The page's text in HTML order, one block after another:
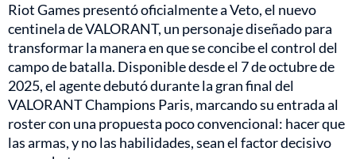
Riot Games presentó oficialmente a Veto, el nuevo
centinela de VALORANT, un personaje diseñado para
transformar la manera en que se concibe el control del
campo de batalla. Disponible desde el 7 de octubre de
2025, el agente debutó durante la gran final del
VALORANT Champions Paris, marcando su entrada al
roster con una propuesta poco convencional: hacer que
las armas, y no las habilidades, sean el factor decisivo